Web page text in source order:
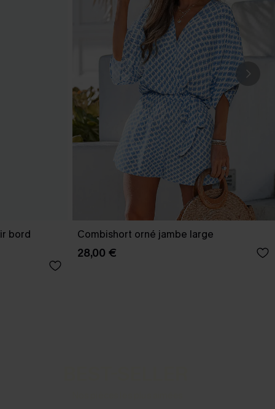
bord
Combishort orné jambe large
28,00 €